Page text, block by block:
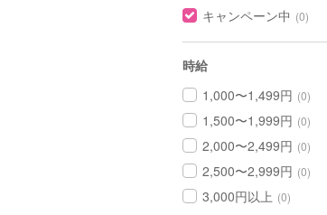
キャンペーン中 (0)
時給
1,000〜1,499円 (0)
1,500〜1,999円 (0)
2,000〜2,499円 (0)
2,500〜2,999円 (0)
3,000円以上 (0)